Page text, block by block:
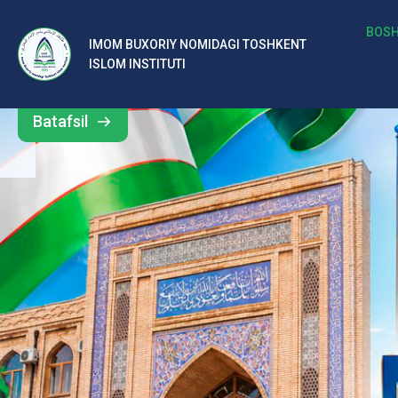
IMOM BUXORIY NOMIDAGI TOSHKENT
ISLOM INSTITUTI
b
al
ar
o‘
rt
a
si
d
Barcha
yangiliklar
Batafsil